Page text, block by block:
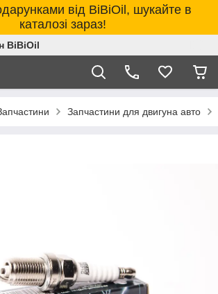
від BiBiOil, шукайте в
каталозі зараз!
BiBiOil
Запчастини для двигуна авто